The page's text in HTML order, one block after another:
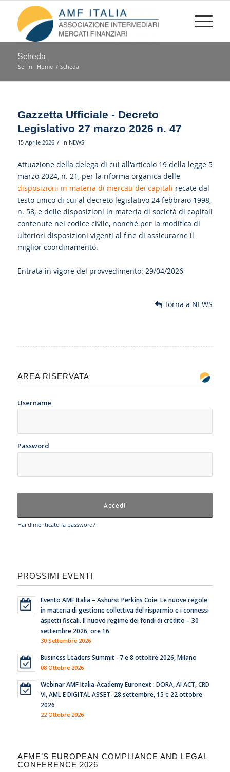
Scheda
Sei in: Home / Scheda
Gazzetta Ufficiale - Decreto
Legislativo 27 marzo 2026 n. 47
15 Aprile 2026 / in NEWS
Attuazione della delega di cui all'articolo 19 della legge 5
marzo 2024, n. 21, per la riforma organica delle
disposizioni in materia di mercati dei capitali recate dal
testo unico di cui al decreto legislativo 24 febbraio 1998,
n. 58, e delle disposizioni in materia di società di capitali
contenute nel codice civile, nonché per la modifica di
ulteriori disposizioni vigenti al fine di assicurarne il
miglior coordinamento.
Entrata in vigore del provvedimento: 29/04/2026
Torna a NEWS
AREA RISERVATA
Username
Password
Hai dimenticato la password?
PROSSIMI EVENTI
Evento AMF Italia – Ashurst Perkins Coie: Le nuove regole
in materia di gestione collettiva del risparmio e i connessi
aspetti fiscali. Il nuovo regime dei fondi di credito – 30
settembre 2026, ore 16
30 Settembre 2026
Business Leaders Summit - 7 e 8 ottobre 2026, Milano
08 Ottobre 2026
Webinar AMF Italia-Academy Euronext : DORA, AI ACT, CRD
VI, AML E DIGITAL ASSET- 28 settembre, 15 e 22 ottobre
2026
22 Ottobre 2026
AFME’S EUROPEAN COMPLIANCE AND LEGAL
CONFERENCE 2026